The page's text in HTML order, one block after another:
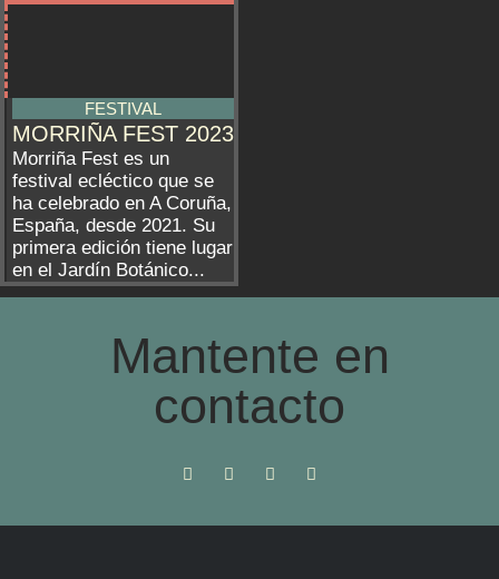
FESTIVAL
MORRIÑA FEST 2023
Morriña Fest es un
festival ecléctico que se
ha celebrado en A Coruña,
España, desde 2021. Su
primera edición tiene lugar
en el Jardín Botánico...
Mantente en
contacto